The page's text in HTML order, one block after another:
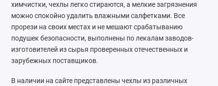
SsangYong
Subaru
Suzuki
Tank
химчистки, чехлы легко стираются, а мелкие загрязнения
можно спокойно удалить влажными салфетками. Все
прорези на своих местах и не мешают срабатыванию
подушек безопасности, выполнены по лекалам заводов-
изготовителей из сырья проверенных отечественных и
зарубежных поставщиков.
В наличии на сайте представлены чехлы из различных